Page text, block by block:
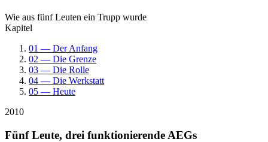
Wie aus fünf Leuten ein Trupp wurde
Kapitel
01 — Der Anfang
02 — Die Grenze
03 — Die Rolle
04 — Die Werkstatt
05 — Heute
2010
Fünf Leute, drei funktionierende AEGs